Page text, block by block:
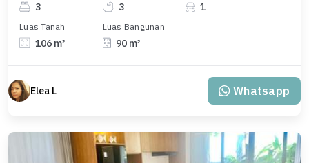
3 3 1
Luas Tanah
106 m²
Luas Bangunan
90 m²
Elea L Whatsapp